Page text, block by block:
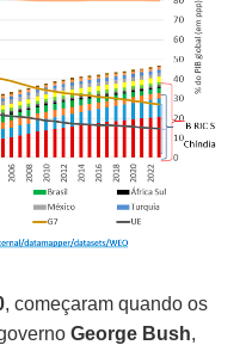
, começaram quando os
George Bush,